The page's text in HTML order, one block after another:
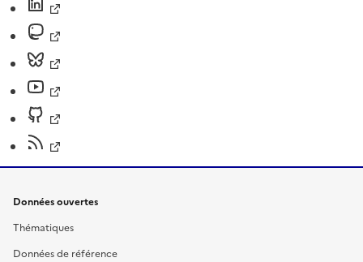
Données ouvertes
Thématiques
Données de référence